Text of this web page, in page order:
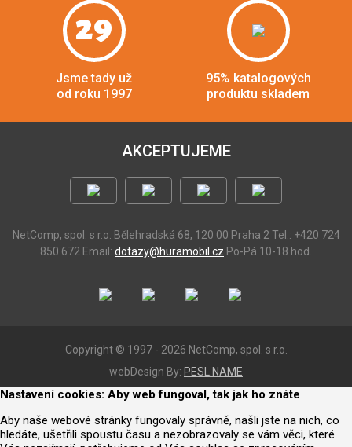
29
Jsme tady už
od roku 1997
95% katalogových
produktu skladem
AKCEPTUJEME
NetComp, spol. s r.o. Bělehradská 68, 120 00 Praha 2 Tel.: +420 724
850 672 Email: dotazy@huramobil.cz Po-Pá 10-18 hod.
Copyright © 1997 - 2026 NetComp, spol. s r.o.
webDesign By: PESL.NAME
Nastavení cookies: Aby web fungoval, tak jak ho znáte
Aby naše webové stránky fungovaly správně, našli jste na nich, co
hledáte, ušetřili spoustu času a nezobrazovaly se vám věci, které